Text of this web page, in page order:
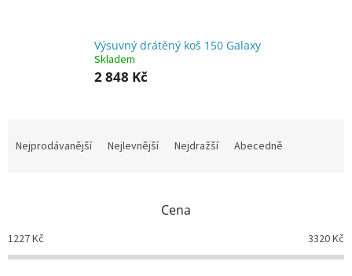
Výsuvný drátěný koš 150 Galaxy
Skladem
2 848 Kč
p
r
o
Nejprodávanější Nejlevnější Nejdražší Abecedně
Cena
1227Kč 3320Kč